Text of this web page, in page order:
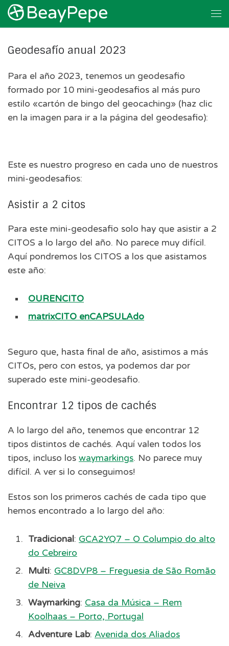
Skip to content
Geodesafío anual 2023
Para el año 2023, tenemos un geodesafio
formado por 10 mini-geodesafios al más puro
estilo «cartón de bingo del geocaching» (haz clic
en la imagen para ir a la página del geodesafio):
Este es nuestro progreso en cada uno de nuestros
mini-geodesafios:
Asistir a 2 citos
Para este mini-geodesafio solo hay que asistir a 2
CITOS a lo largo del año. No parece muy difícil.
Aquí pondremos los CITOS a los que asistamos
este año:
OURENCITO
matrixCITO enCAPSULAdo
Seguro que, hasta final de año, asistimos a más
CITOs, pero con estos, ya podemos dar por
superado este mini-geodesafio.
Encontrar 12 tipos de cachés
A lo largo del año, tenemos que encontrar 12
tipos distintos de cachés. Aquí valen todos los
tipos, incluso los waymarkings. No parece muy
difícil. A ver si lo conseguimos!
Estos son los primeros cachés de cada tipo que
hemos encontrado a lo largo del año:
Tradicional: GCA2YQ7 – O Columpio do alto
do Cebreiro
Multi: GC8DVP8 – Freguesia de São Romão
de Neiva
Waymarking: Casa da Música – Rem
Koolhaas – Porto, Portugal
Adventure Lab: Avenida dos Aliados